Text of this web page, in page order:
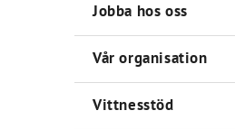
Jobba hos oss
Vår organisation
Vittnesstöd